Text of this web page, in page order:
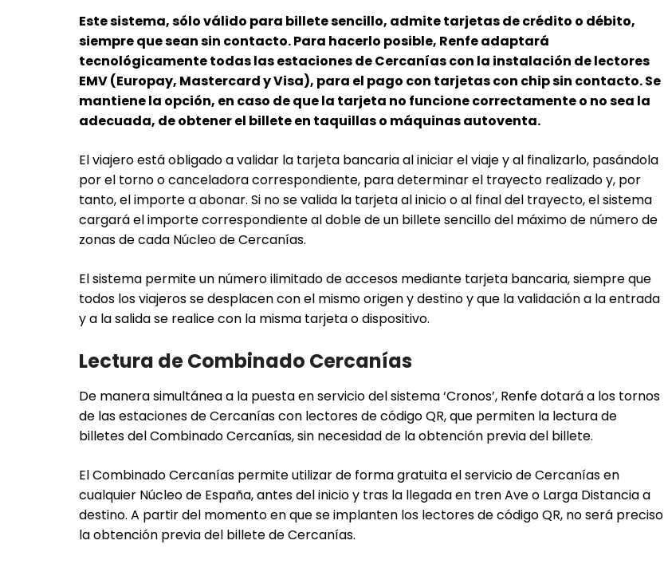
Este sistema, sólo válido para billete sencillo, admite tarjetas de crédito o débito,
siempre que sean sin contacto. Para hacerlo posible, Renfe adaptará
tecnológicamente todas las estaciones de Cercanías con la instalación de lectores
EMV (Europay, Mastercard y Visa), para el pago con tarjetas con chip sin contacto. Se
mantiene la opción, en caso de que la tarjeta no funcione correctamente o no sea la
adecuada, de obtener el billete en taquillas o máquinas autoventa.
El viajero está obligado a validar la tarjeta bancaria al iniciar el viaje y al finalizarlo, pasándola
por el torno o canceladora correspondiente, para determinar el trayecto realizado y, por
tanto, el importe a abonar. Si no se valida la tarjeta al inicio o al final del trayecto, el sistema
cargará el importe correspondiente al doble de un billete sencillo del máximo de número de
zonas de cada Núcleo de Cercanías.
El sistema permite un número ilimitado de accesos mediante tarjeta bancaria, siempre que
todos los viajeros se desplacen con el mismo origen y destino y que la validación a la entrada
y a la salida se realice con la misma tarjeta o dispositivo.
Lectura de Combinado Cercanías
De manera simultánea a la puesta en servicio del sistema ‘Cronos’, Renfe dotará a los tornos
de las estaciones de Cercanías con lectores de código QR, que permiten la lectura de
billetes del Combinado Cercanías, sin necesidad de la obtención previa del billete.
El Combinado Cercanías permite utilizar de forma gratuita el servicio de Cercanías en
cualquier Núcleo de España, antes del inicio y tras la llegada en tren Ave o Larga Distancia a
destino. A partir del momento en que se implanten los lectores de código QR, no será preciso
la obtención previa del billete de Cercanías.